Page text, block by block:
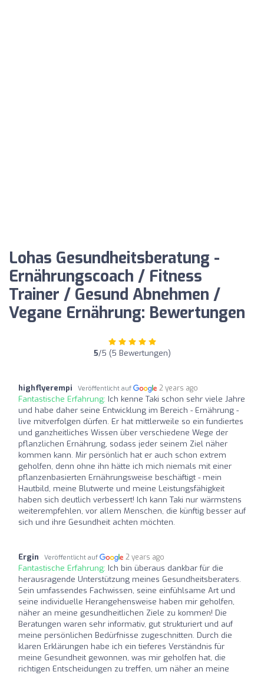
Lohas Gesundheitsberatung -
Ernährungscoach / Fitness
Trainer / Gesund Abnehmen /
Vegane Ernährung: Bewertungen
5/5 (5 Bewertungen)
highflyerempi Veröffentlicht auf 2 years ago
Fantastische Erfahrung: Ich kenne Taki schon sehr viele Jahre
und habe daher seine Entwicklung im Bereich - Ernährung -
live mitverfolgen dürfen. Er hat mittlerweile so ein fundiertes
und ganzheitliches Wissen über verschiedene Wege der
pflanzlichen Ernährung, sodass jeder seinem Ziel näher
kommen kann. Mir persönlich hat er auch schon extrem
geholfen, denn ohne ihn hätte ich mich niemals mit einer
pflanzenbasierten Ernährungsweise beschäftigt - mein
Hautbild, meine Blutwerte und meine Leistungsfähigkeit
haben sich deutlich verbessert! Ich kann Taki nur wärmstens
weiterempfehlen, vor allem Menschen, die künftig besser auf
sich und ihre Gesundheit achten möchten.
Ergin Veröffentlicht auf 2 years ago
Fantastische Erfahrung: Ich bin überaus dankbar für die
herausragende Unterstützung meines Gesundheitsberaters.
Sein umfassendes Fachwissen, seine einfühlsame Art und
seine individuelle Herangehensweise haben mir geholfen,
näher an meine gesundheitlichen Ziele zu kommen! Die
Beratungen waren sehr informativ, gut strukturiert und auf
meine persönlichen Bedürfnisse zugeschnitten. Durch die
klaren Erklärungen habe ich ein tieferes Verständnis für
meine Gesundheit gewonnen, was mir geholfen hat, die
richtigen Entscheidungen zu treffen, um näher an meine